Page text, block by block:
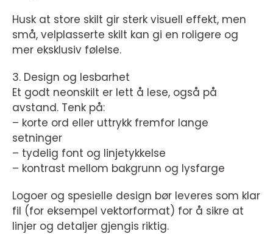
Husk at store skilt gir sterk visuell effekt, men
små, velplasserte skilt kan gi en roligere og
mer eksklusiv følelse.
3. Design og lesbarhet
Et godt neonskilt er lett å lese, også på
avstand. Tenk på:
– korte ord eller uttrykk fremfor lange
setninger
– tydelig font og linjetykkelse
– kontrast mellom bakgrunn og lysfarge
Logoer og spesielle design bør leveres som klar
fil (for eksempel vektorformat) for å sikre at
linjer og detaljer gjengis riktig.